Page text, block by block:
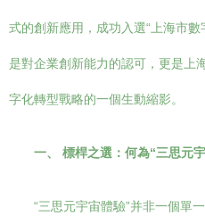
式的創新應用，成功入選“上海市
是對企業創新能力的認可，更是上
字化轉型戰略的一個生動縮影。
一、 標桿之選：何為“三思元
“三思元宇宙體驗”并非一個單